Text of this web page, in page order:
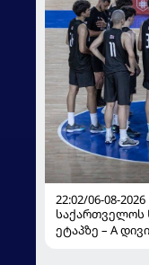
22:02/06-08-2026
საქართველოს
ეტაპზე – A